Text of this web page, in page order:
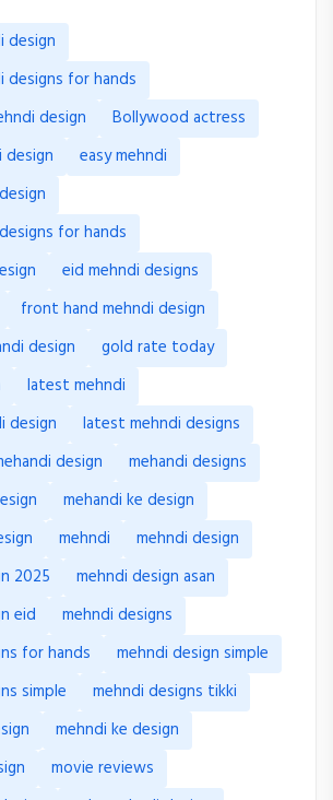
design
designs for hands
design
Bollywood actress
design
easy mehndi
for hands
eid mehndi designs
front hand mehndi design
design
gold rate today
latest mehndi
design
latest mehndi designs
design
mehandi designs
mehandi ke design
mehndi
mehndi design
2025
mehndi design asan
eid
mehndi designs
for hands
mehndi design simple
simple
mehndi designs tikki
mehndi ke design
movie reviews